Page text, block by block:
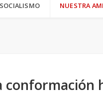
SOCIALISMO NUESTRA